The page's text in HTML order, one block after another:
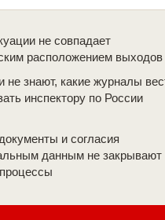
не совпадает
расположением выходов
не знают, какие журналы
инспектору по России
и согласия
данным не закрывают